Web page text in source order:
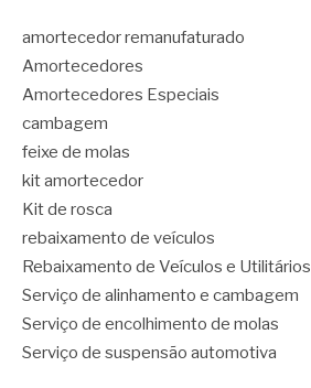
amortecedor remanufaturado
Amortecedores
Amortecedores Especiais
cambagem
feixe de molas
kit amortecedor
Kit de rosca
rebaixamento de veículos
Rebaixamento de Veículos e Utilitários
Serviço de alinhamento e cambagem
Serviço de encolhimento de molas
Serviço de suspensão automotiva